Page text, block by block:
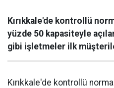
Kırıkkale'de kontrollü
yüzde 50 kapasiteyle
gibi işletmeler ilk
Kırıkkale'de kontrollü